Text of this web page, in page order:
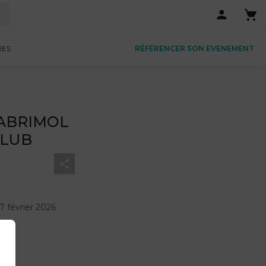
RÉFÉRENCER SON EVENEMENT
février 2026